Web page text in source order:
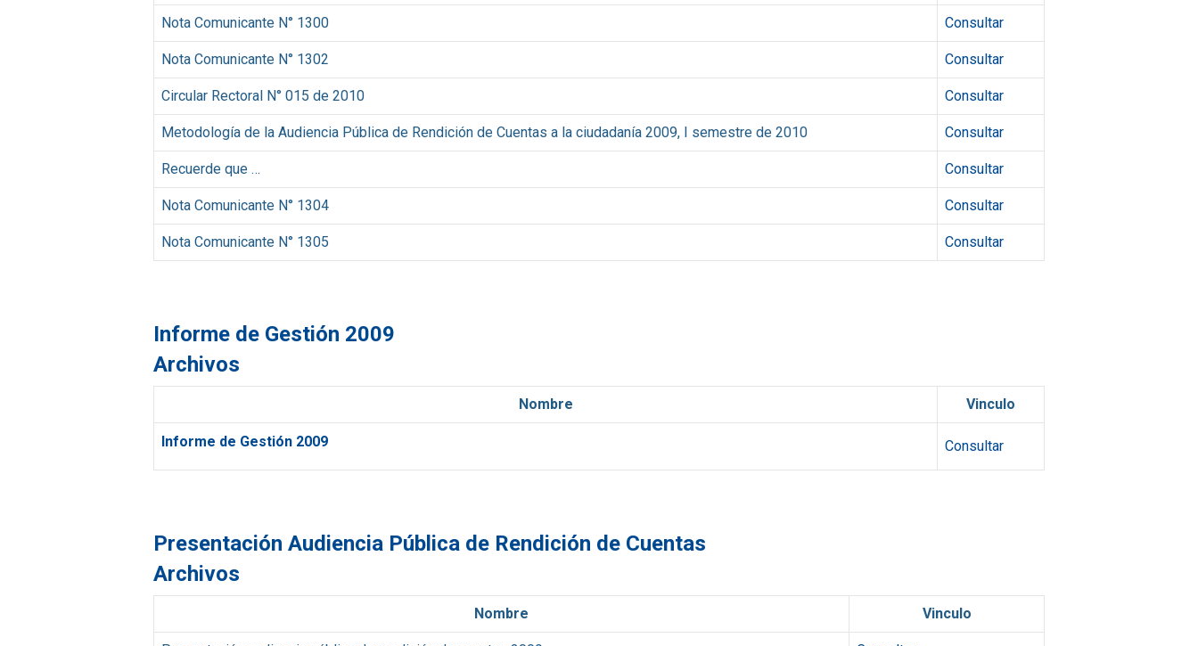
Nota Comunicante N° 1300 Consultar
Nota Comunicante N° 1302 Consultar
Circular Rectoral N° 015 de 2010 Consultar
Metodología de la Audiencia Pública de Rendición de Cuentas a la ciudadanía 2009, I semestre de 2010 Consultar
Recuerde que … Consultar
Nota Comunicante N° 1304 Consultar
Nota Comunicante N° 1305 Consultar
Informe de Gestión 2009
Archivos
Nombre Vinculo
Informe de Gestión 2009 Consultar
Presentación Audiencia Pública de Rendición de Cuentas
Archivos
Nombre Vinculo